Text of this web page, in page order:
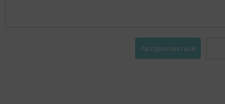
Авторизоваться